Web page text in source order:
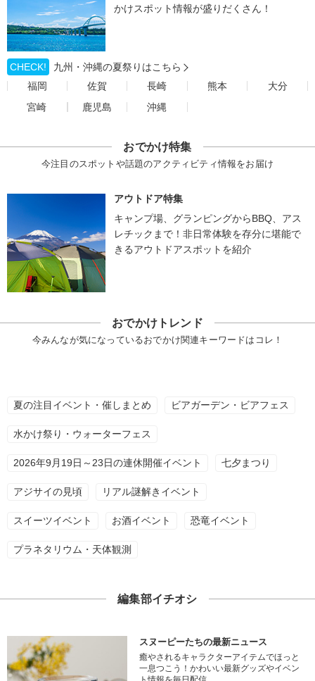
かけスポット情報が盛りだくさん！
CHECK!
九州・沖縄の夏祭りはこちら
福岡
佐賀 長崎 熊本
大分
宮崎
鹿児島 沖縄
おでかけ特集
今注目のスポットや話題のアクティビティ情報をお届け
アウトドア特集
キャンプ場、グランピングからBBQ、アス
レチックまで！非日常体験を存分に堪能で
きるアウトドアスポットを紹介
おでかけトレンド
今みんなが気になっているおでかけ関連キーワードはコレ！
夏の注目イベント・催しまとめ ビアガーデン・ビアフェス
水かけ祭り・ウォーターフェス
2026年9月19日～23日の連休開催イベント 七夕まつり
アジサイの見頃 リアル謎解きイベント
スイーツイベント お酒イベント 恐竜イベント
プラネタリウム・天体観測
編集部イチオシ
スヌーピーたちの最新ニュース
癒やされるキャラクターアイテムでほっと
一息つこう！かわいい最新グッズやイベン